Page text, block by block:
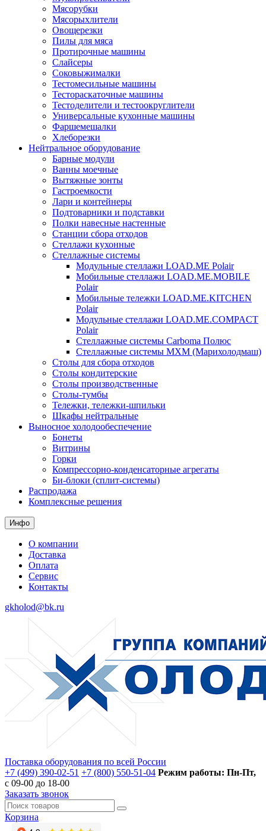
Мясорубки
Мясорыхлители
Овощерезки
Пилы для мяса
Протирочные машины
Слайсеры
Соковыжималки
Тестомесильные машины
Тестораскаточные машины
Тестоделители и тестоокруглители
Универсальные кухонные машины
Фаршемешалки
Хлеборезки
Нейтральное оборудование
Барные модули
Ванны моечные
Вытяжные зонты
Гастроемкости
Лари и контейнеры
Подтоварники и подставки
Полки навесные настенные
Станции сбора отходов
Стеллажи кухонные
Стеллажные системы
Модульные стеллажи LOAD.ME Polair
Мобильные стеллажи LOAD.ME.MOBILE
Polair
Мобильные тележки LOAD.ME.KITCHEN
Polair
Модульные стеллажи LOAD.ME.COMPACT
Polair
Стеллажные системы Carboma Полюс
Стеллажные системы МХМ (Марихолодмаш)
Столы для сбора отходов
Столы кондитерские
Столы производственные
Столы-тумбы
Тележки, тележки-шпильки
Шкафы нейтральные
Выносное холодообеспечение
Бонеты
Витрины
Горки
Компрессорно-конденсаторные агрегаты
Би-блоки (сплит-системы)
Распродажа
Комплексные решения
Инфо
О компании
Доставка
Оплата
Сервис
Контакты
gkholod@bk.ru
Поставка оборудования по всей России
+7 (499) 390-02-51 +7 (800) 550-51-04 Режим работы: Пн-Пт,
с 09-00 до 18-00
Заказать звонок
Корзина